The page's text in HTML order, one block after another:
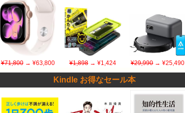
¥71,800→ ¥63,800 ¥1,898→ ¥1,424 ¥29,990→ ¥25,490
Kindle お得なセール本